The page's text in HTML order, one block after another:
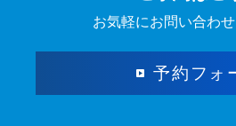
お気軽にお問い合わせ
予約 フォ